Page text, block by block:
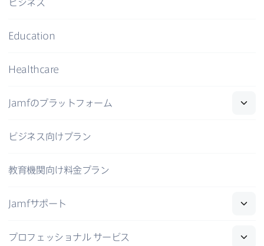
ビジネス
Education
Healthcare
Jamfの​プラットフォーム
ビジネス向けプラン
教育機関向け料金プラン
Jamfサポート
プロフェッショナル サービス